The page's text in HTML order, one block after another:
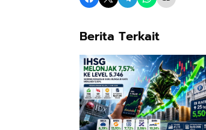
Berita Terkait